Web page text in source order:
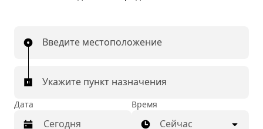
Введите местоположение
Укажите пункт назначения
Дата Время
Сейчас